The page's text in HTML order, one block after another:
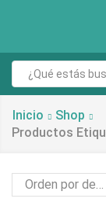
Inicio
Shop
Productos